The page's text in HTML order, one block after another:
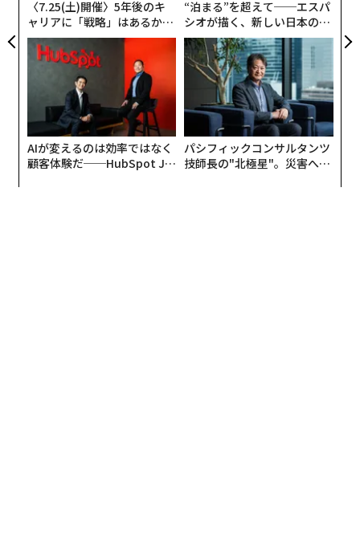
ーを並べて焼いてみたら、本当に見事な出来だった。す
べては、そこから始まった」とリンクは語る。
〈7.25(土)開催〉5年後のキ
ャリアに「戦略」はあるか。
トップエグゼクティブのキャ
リアに触れる1日│CAREER S
UMMIT 2026
“泊まる”を超えて──エスパ
シオが描く、新しい日本のラ
グジュアリー（前編）
AIが変えるのは効率ではなく
顧客体験だ──HubSpot Ja
パシフィックコンサルタンツ
技師長の"北極星"。災害への